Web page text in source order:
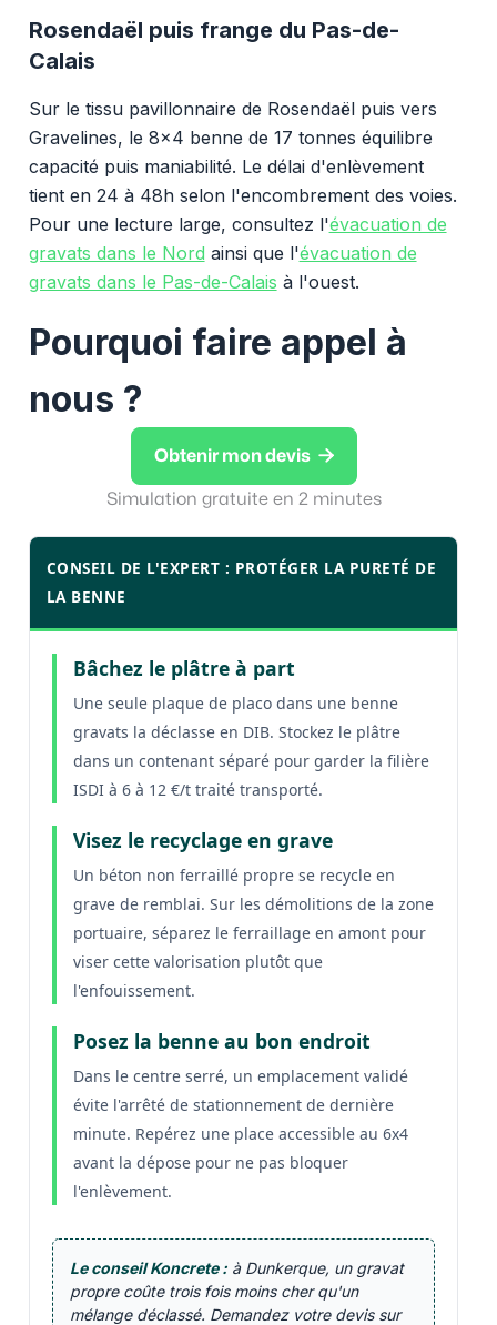
Rosendaël puis frange du Pas-de-
Calais
Sur le tissu pavillonnaire de Rosendaël puis vers
Gravelines, le 8x4 benne de 17 tonnes équilibre
capacité puis maniabilité. Le délai d'enlèvement
tient en 24 à 48h selon l'encombrement des voies.
Pour une lecture large, consultez l'évacuation de
gravats dans le Nord ainsi que l'évacuation de
gravats dans le Pas-de-Calais à l'ouest.
Pourquoi faire appel à
nous ?
Obtenir mon devis 
Simulation gratuite en 2 minutes
CONSEIL DE L'EXPERT : PROTÉGER LA PURETÉ DE
LA BENNE
Bâchez le plâtre à part
Une seule plaque de placo dans une benne
gravats la déclasse en DIB. Stockez le plâtre
dans un contenant séparé pour garder la filière
ISDI à 6 à 12 €/t traité transporté.
Visez le recyclage en grave
Un béton non ferraillé propre se recycle en
grave de remblai. Sur les démolitions de la zone
portuaire, séparez le ferraillage en amont pour
viser cette valorisation plutôt que
l'enfouissement.
Posez la benne au bon endroit
Dans le centre serré, un emplacement validé
évite l'arrêté de stationnement de dernière
minute. Repérez une place accessible au 6x4
avant la dépose pour ne pas bloquer
l'enlèvement.
Le conseil Koncrete :à Dunkerque, un gravat
propre coûte trois fois moins cher qu'un
mélange déclassé. Demandez votre devis sur